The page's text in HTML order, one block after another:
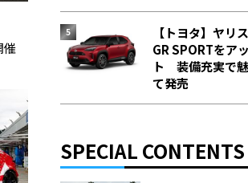
催
【トヨタ】ヤリ
GR SPORTをア
ト 装備充実で
て発売
SPECIAL CONTENTS